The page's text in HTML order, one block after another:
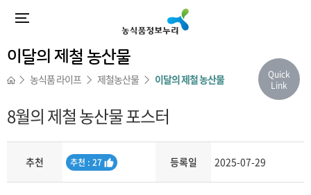
이달의 제철 농산물
농식품 라이프 제철농산물 이달의 제철 농산물
8월의 제철 농산물 포스터
추천
추
추천 : 27 등록일 2025-07-29
Quick
Link